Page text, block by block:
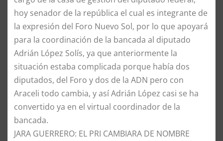
hoy senador de la república el cual es integrante de
la expresión del Foro Nuevo Sol, por lo que apoyará
para la coordinación de la bancada al diputado
Adrián López Solís, ya que anteriormente la
situación estaba complicada porque había dos
diputados, del Foro y dos de la ADN pero con
Araceli todo cambia, y así Adrián López casi se ha
convertido ya en el virtual coordinador de la
bancada.
JARA GUERRERO: EL PRI CAMBIARA DE NOMBRE